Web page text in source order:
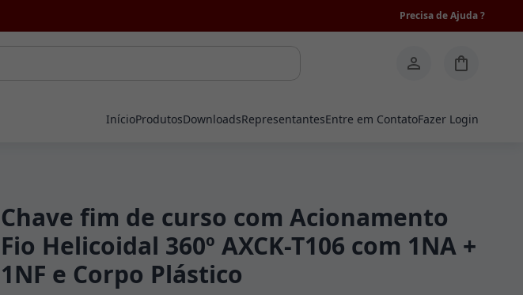
Precisa de Ajuda ?
InícioProdutosDownloadsRepresentantesEntre em ContatoFazer Login
Chave fim de curso com Acionamento
Fio Helicoidal 360º AXCK-T106 com 1NA +
1NF e Corpo Plástico